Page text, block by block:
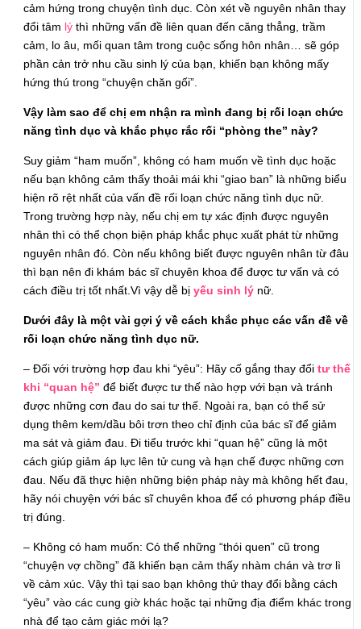
cảm hứng trong chuyện tình dục. Còn xét về nguyên nhân thay
đổi tâm lý thì những vấn đề liên quan đến căng thẳng, trầm
cảm, lo âu, mối quan tâm trong cuộc sống hôn nhân… sẽ góp
phần cản trở nhu cầu sinh lý của bạn, khiến bạn không mấy
hứng thú trong “chuyện chăn gối”.
Vậy làm sao để chị em nhận ra mình đang bị rối loạn chức
năng tình dục và khắc phục rắc rối “phòng the” này?
Suy giảm “ham muốn”, không có ham muốn về tình dục hoặc
nếu bạn không cảm thấy thoải mái khi “giao ban” là những biểu
hiện rõ rệt nhất của vấn đề rối loạn chức năng tình dục nữ.
Trong trường hợp này, nếu chị em tự xác định được nguyên
nhân thì có thể chọn biện pháp khắc phục xuất phát từ những
nguyên nhân đó. Còn nếu không biết được nguyên nhân từ đâu
thì bạn nên đi khám bác sĩ chuyên khoa để được tư vấn và có
cách điều trị tốt nhất.Vì vậy dễ bịyếu sinh lý nữ.
Dưới đây là một vài gợi ý về cách khắc phục các vấn đề về
rối loạn chức năng tình dục nữ.
– Đối với trường hợp đau khi “yêu”: Hãy cố gắng thay đổitư thế
khi “quan hệ” để biết được tư thế nào hợp với bạn và tránh
được những cơn đau do sai tư thế. Ngoài ra, bạn có thể sử
dụng thêm kem/dầu bôi trơn theo chỉ định của bác sĩ để giảm
ma sát và giảm đau. Đi tiểu trước khi “quan hệ” cũng là một
cách giúp giảm áp lực lên tử cung và hạn chế được những cơn
đau. Nếu đã thực hiện những biện pháp này mà không hết đau,
hãy nói chuyện với bác sĩ chuyên khoa để có phương pháp điều
trị đúng.
– Không có ham muốn: Có thể những “thói quen” cũ trong
“chuyện vợ chồng” đã khiến bạn cảm thấy nhàm chán và trơ lì
về cảm xúc. Vậy thì tại sao bạn không thử thay đổi bằng cách
“yêu” vào các cung giờ khác hoặc tại những địa điểm khác trong
nhà để tạo cảm giác mới lạ?